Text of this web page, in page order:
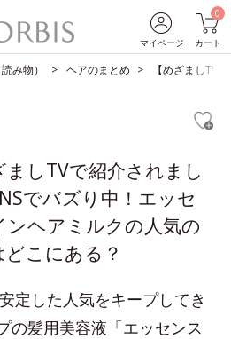
マイページ
0
カート
み物） ヘアのまとめ 【めざましTV
ましTVで紹介されまし
でバズり中！エッセ
ンヘアミルクの人気の
どこにある？
定した人気をキープしてき
の髪用美容液「エッセンス